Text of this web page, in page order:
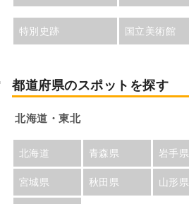
特別史跡 国立美術館
都道府県のスポットを探す
北海道・東北
北海道 青森県 岩手県
宮城県 秋田県 山形県